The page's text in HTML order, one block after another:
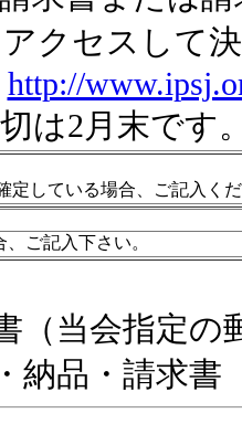
クセスして
http://
は2月末です
定している場合、ご記入く
ご記入下さい。
（当会指定の
納品・請求書